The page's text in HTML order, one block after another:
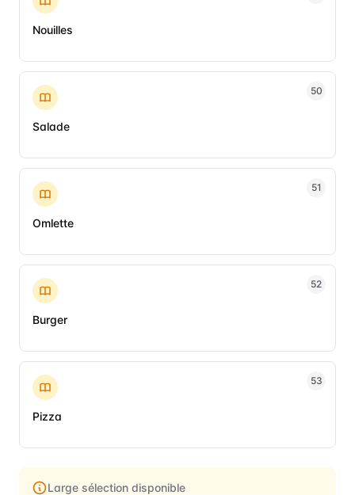
Nouilles
50
Salade
51
Omlette
52
Burger
53
Pizza
Large sélection disponible